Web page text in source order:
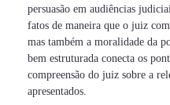
persuasão em audiências
fatos de maneira que o juiz
mas também a moralidade da
bem estruturada conecta os
compreensão do juiz sobre a
apresentados.